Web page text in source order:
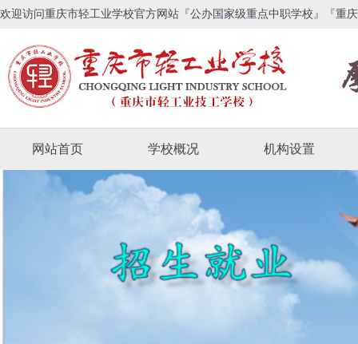
欢迎访问重庆市轻工业学校官方网站『公办国家级重点中职学校』『重
网站首页 学校概况 机构设置